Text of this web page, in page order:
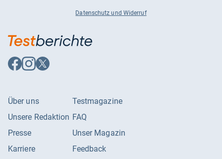
Datenschutz und Widerruf
Auf
Facebook
Auf
Instagram
Auf
X
Über uns
Unsere Redaktion
Presse
Karriere
Testmagazine
FAQ
Unser Magazin
Feedback